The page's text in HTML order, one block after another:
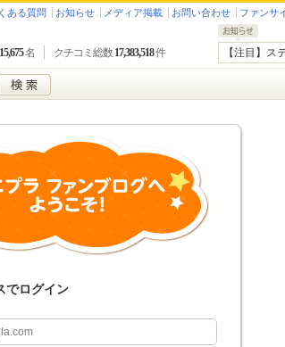
ある質問 お知らせ メディア掲載 お問い合わせ ファンサ
【注目】ス
名 クチコミ総数 17,383,518件
でログイン